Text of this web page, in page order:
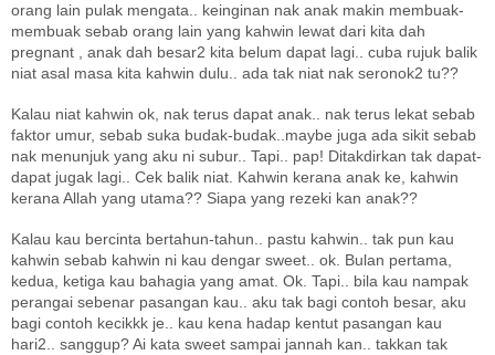
orang lain pulak mengata.. keinginan nak anak makin membuak-
membuak sebab orang lain yang kahwin lewat dari kita dah
pregnant , anak dah besar2 kita belum dapat lagi.. cuba rujuk balik
niat asal masa kita kahwin dulu.. ada tak niat nak seronok2 tu??
Kalau niat kahwin ok, nak terus dapat anak.. nak terus lekat sebab
faktor umur, sebab suka budak-budak..maybe juga ada sikit sebab
nak menunjuk yang aku ni subur.. Tapi.. pap! Ditakdirkan tak dapat-
dapat jugak lagi.. Cek balik niat. Kahwin kerana anak ke, kahwin
kerana Allah yang utama?? Siapa yang rezeki kan anak??
Kalau kau bercinta bertahun-tahun.. pastu kahwin.. tak pun kau
kahwin sebab kahwin ni kau dengar sweet.. ok. Bulan pertama,
kedua, ketiga kau bahagia yang amat. Ok. Tapi.. bila kau nampak
perangai sebenar pasangan kau.. aku tak bagi contoh besar, aku
bagi contoh kecikkk je.. kau kena hadap kentut pasangan kau
hari2.. sanggup? Ai kata sweet sampai jannah kan.. takkan tak